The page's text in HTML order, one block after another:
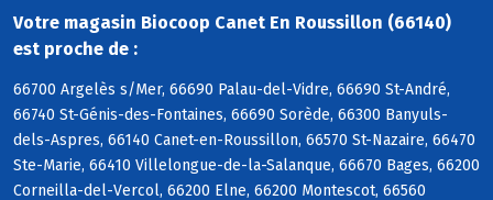
Votre magasin Biocoop Canet En Roussillon (66140)
est proche de :
66700 Argelès s/Mer, 66690 Palau-del-Vidre, 66690 St-André,
66740 St-Génis-des-Fontaines, 66690 Sorède, 66300 Banyuls-
dels-Aspres, 66140 Canet-en-Roussillon, 66570 St-Nazaire, 66470
Ste-Marie, 66410 Villelongue-de-la-Salanque, 66670 Bages, 66200
Corneilla-del-Vercol, 66200 Elne, 66200 Montescot, 66560